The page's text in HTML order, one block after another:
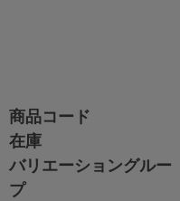
商品コード
在庫
バリエーショングルー
プ